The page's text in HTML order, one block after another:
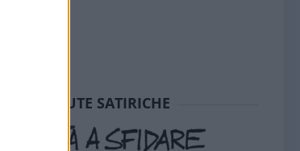
SEDUTE SATIRICHE